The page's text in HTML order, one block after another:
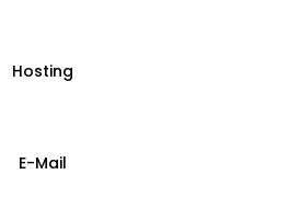
Hosting
E-Mail